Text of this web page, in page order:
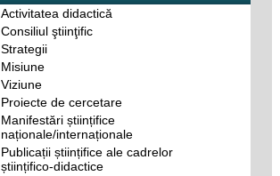
Activitatea didactică
Consiliul ştiinţific
Strategii
Misiune
Viziune
Proiecte de cercetare
Manifestări științifice
naționale/internaționale
Publicații științifice ale cadrelor
științifico-didactice